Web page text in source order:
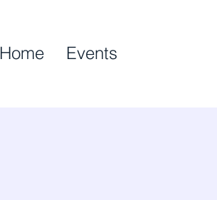
Home Events